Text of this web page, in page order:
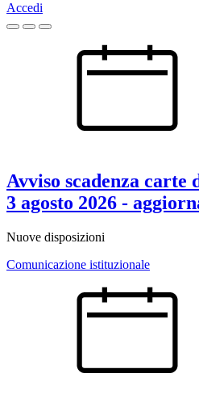
Accedi
Homepage
Avviso scadenza carte
3 agosto 2026 -
Nuove disposizioni
Comunicazione istituzionale